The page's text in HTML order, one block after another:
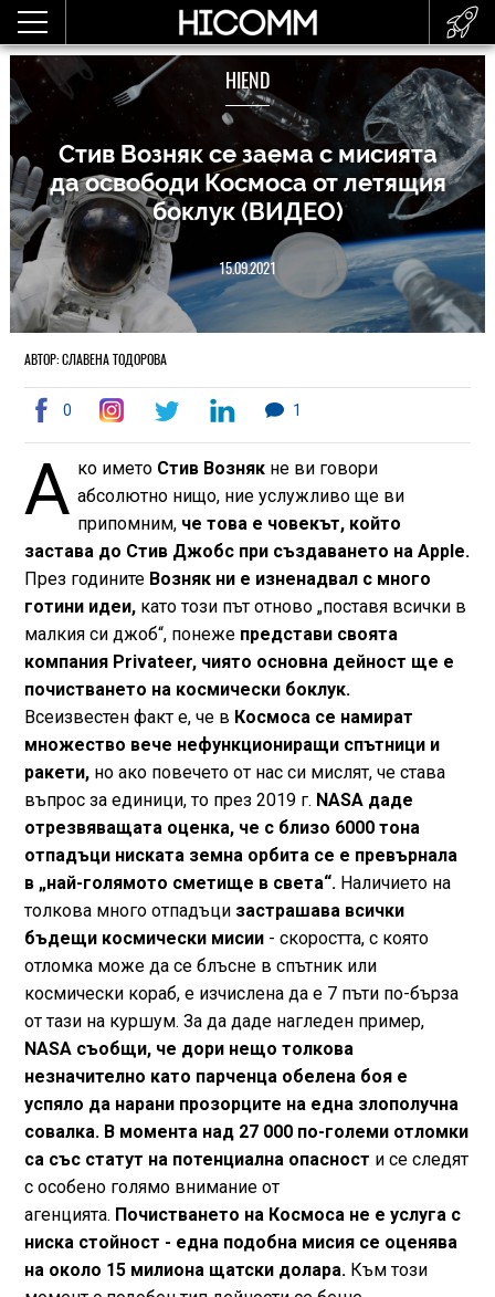
HIEND
Стив Возняк се заема с мисията
да освободи Космоса от летящия
боклук (ВИДЕО)
15.09.2021
АВТОР: СЛАВЕНА ТОДОРОВА
0 1
А ко името Стив Возняк не ви говори
абсолютно нищо, ние услужливо ще ви
припомним, че това е човекът, който
застава до Стив Джобс при създаването на Apple.
През годините Возняк ни е изненадвал с много
готини идеи,като този път отново „поставя всички в
малкия си джоб“, понеже представи своята
компания Privateer, чиято основна дейност ще е
почистването на космически боклук.
Всеизвестен факт е, че в Космоса се намират
множество вече нефункциониращи спътници и
ракети,но ако повечето от нас си мислят, че става
въпрос за единици, то през 2019 г. NASA даде
отрезвяващата оценка, че с близо 6000 тона
отпадъци ниската земна орбита се е превърнала
в „най-голямото сметище в света“.Наличието на
толкова много отпадъци застрашава всички
бъдещи космически мисии- скоростта, с която
отломка може да се блъсне в спътник или
космически кораб, е изчислена да е 7 пъти по-бърза
от тази на куршум. За да даде нагледен пример,
NASA съобщи, че дори нещо толкова
незначително като парченца обелена боя е
успяло да нарани прозорците на една злополучна
совалка. В момента над 27 000 по-големи отломки
са със статут на потенциална опасност и се следят
с особено голямо внимание от
агенцията. Почистването на Космоса не е услуга с
ниска стойност - една подобна мисия се оценява
на около 15 милиона щатски долара.Към този